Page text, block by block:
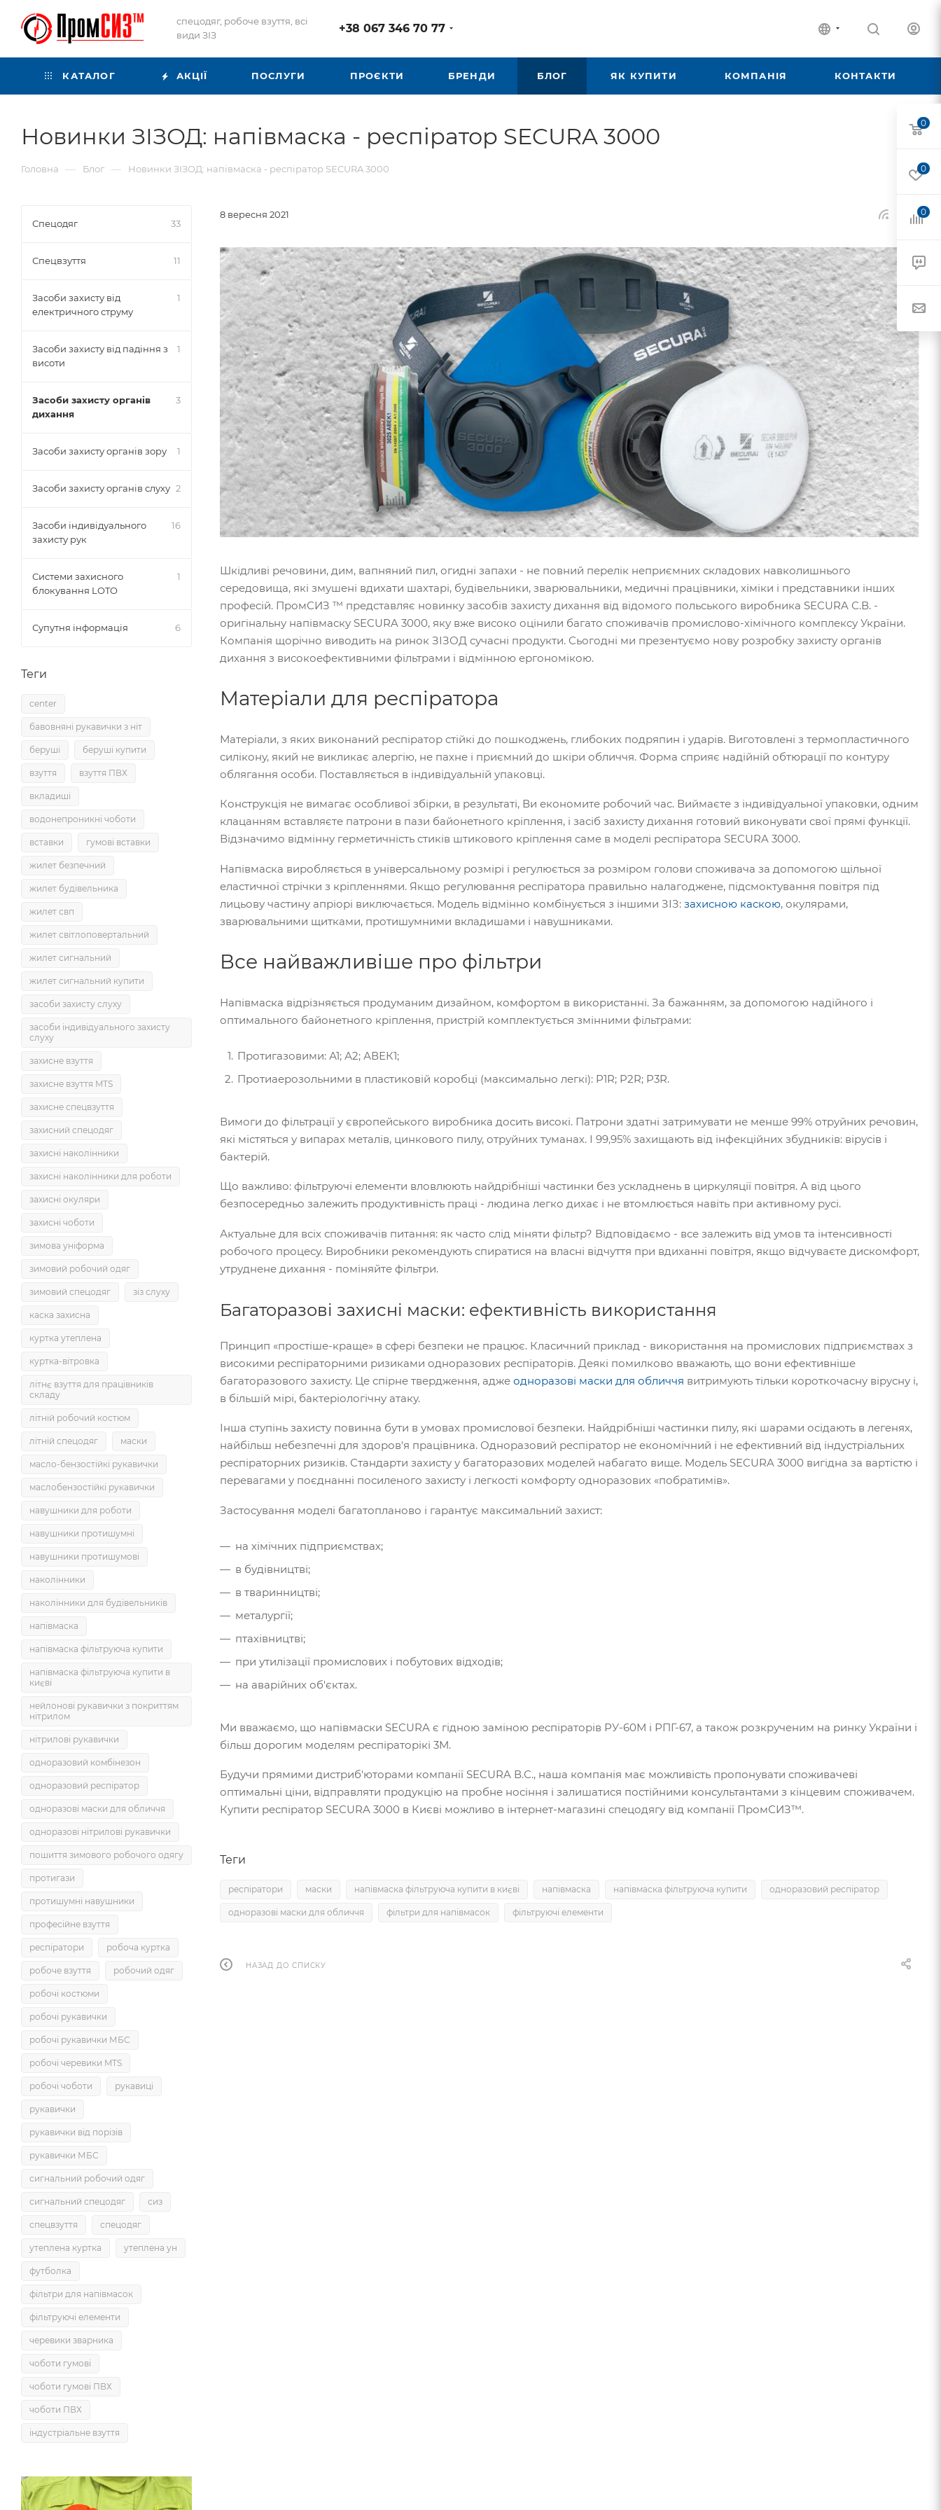
спецодяг, робоче взуття, всі
види ЗІЗ
+38 067 346 70 77
КАТАЛОГ АКЦІЇ ПОСЛУГИ ПРОЄКТИ БРЕНДИ БЛОГ ЯК КУПИТИ КОМПАНІЯ КОНТАКТИ
Новинки ЗІЗОД: напівмаска - респіратор SECURA 3000
Головна — Блог — Новинки ЗІЗОД: напівмаска - респіратор SECURA 3000
8 вересня 2021
Шкідливі речовини, дим, вапняний пил, огидні запахи - не повний перелік неприємних складових навколишнього
середовища, які змушені вдихати шахтарі, будівельники, зварювальники, медичні працівники, хіміки і представники інших
професій. ПромСИЗ ™ представляє новинку засобів захисту дихання від відомого польського виробника SECURA С.В. -
оригінальну напівмаску SECURA 3000, яку вже високо оцінили багато споживачів промислово-хімічного комплексу України.
Компанія щорічно виводить на ринок ЗІЗОД сучасні продукти. Сьогодні ми презентуємо нову розробку захисту органів
дихання з високоефективними фільтрами і відмінною ергономікою.
Матеріали для респіратора
Матеріали, з яких виконаний респіратор стійкі до пошкоджень, глибоких подряпин і ударів. Виготовлені з термопластичного
силікону, який не викликає алергію, не пахне і приємний до шкіри обличчя. Форма сприяє надійній обтюрації по контуру
облягання особи. Поставляється в індивідуальній упаковці.
Конструкція не вимагає особливої збірки, в результаті, Ви економите робочий час. Виймаєте з індивідуальної упаковки, одним
клацанням вставляєте патрони в пази байонетного кріплення, і засіб захисту дихання готовий виконувати свої прямі функції.
Відзначимо відмінну герметичність стиків штикового кріплення саме в моделі респіратора SECURA 3000.
Напівмаска виробляється в універсальному розмірі і регулюється за розміром голови споживача за допомогою щільної
еластичної стрічки з кріпленнями. Якщо регулювання респіратора правильно налагоджене, підсмоктування повітря під
лицьову частину апріорі виключається. Модель відмінно комбінується з іншими ЗІЗ: захисною каскою, окулярами,
зварювальними щитками, протишумними вкладишами і навушниками.
Все найважливіше про фільтри
Напівмаска відрізняється продуманим дизайном, комфортом в використанні. За бажанням, за допомогою надійного і
оптимального байонетного кріплення, пристрій комплектується змінними фільтрами:
Протигазовими: А1; А2; АВЕК1;
Протиаерозольними в пластиковій коробці (максимально легкі): P1R; P2R; P3R.
Вимоги до фільтрації у європейського виробника досить високі. Патрони здатні затримувати не менше 99% отруйних речовин,
які містяться у випарах металів, цинкового пилу, отруйних туманах. І 99,95% захищають від інфекційних збудників: вірусів і
бактерій.
Що важливо: фільтруючі елементи вловлюють найдрібніші частинки без ускладнень в циркуляції повітря. А від цього
безпосередньо залежить продуктивність праці - людина легко дихає і не втомлюється навіть при активному русі.
Актуальне для всіх споживачів питання: як часто слід міняти фільтр? Відповідаємо - все залежить від умов та інтенсивності
робочого процесу. Виробники рекомендують спиратися на власні відчуття при вдиханні повітря, якщо відчуваєте дискомфорт,
утруднене дихання - поміняйте фільтри.
Багаторазові захисні маски: ефективність використання
Принцип «простіше-краще» в сфері безпеки не працює. Класичний приклад - використання на промислових підприємствах з
високими респіраторними ризиками одноразових респіраторів. Деякі помилково вважають, що вони ефективніше
багаторазового захисту. Це спірне твердження, адже одноразові маски для обличчя витримують тільки короткочасну вірусну і,
в більшій мірі, бактеріологічну атаку.
Інша ступінь захисту повинна бути в умовах промислової безпеки. Найдрібніші частинки пилу, які шарами осідають в легенях,
найбільш небезпечні для здоров'я працівника. Одноразовий респіратор не економічний і не ефективний від індустріальних
респіраторних ризиків. Стандарти захисту у багаторазових моделей набагато вище. Модель SECURA 3000 вигідна за вартістю і
перевагами у поєднанні посиленого захисту і легкості комфорту одноразових «побратимів».
Застосування моделі багатопланово і гарантує максимальний захист:
на хімічних підприємствах;
в будівництві;
в тваринництві;
металургії;
птахівництві;
при утилізації промислових і побутових відходів;
на аварійних об'єктах.
Ми вважаємо, що напівмаски SECURA є гідною заміною респіраторів РУ-60М і РПГ-67, а також розкрученим на ринку України і
більш дорогим моделям респіраторікі 3М.
Будучи прямими дистриб'юторами компанії SECURA В.С., наша компанія має можливість пропонувати споживачеві
оптимальні ціни, відправляти продукцію на пробне носіння і залишатися постійними консультантами з кінцевим споживачем.
Купити респіратор SECURA 3000 в Києві можливо в інтернет-магазині спецодягу від компанії ПромСИЗ™.
Теги
респіратори маски напівмаска фільтруюча купити в києві напівмаска напівмаска фільтруюча купити одноразовий респіратор
одноразові маски для обличчя фільтри для напівмасок фільтруючі елементи
НАЗАД ДО СПИСКУ
Спецодяг 33
Спецвзуття 11
Засоби захисту від
електричного струму
1
Засоби захисту від падіння з
висоти
1
Засоби захисту органів
дихання
3
Засоби захисту органів зору 1
Засоби захисту органів слуху 2
Засоби індивідуального
захисту рук
16
Системи захисного
блокування LOTO
1
Супутня інформація 6
Теги
center
бавовняні рукавички з ніт
беруші беруші купити
взуття взуття ПВХ
вкладиші
водонепроникні чоботи
вставки гумові вставки
жилет безпечний
жилет будівельника
жилет свп
жилет світлоповертальний
жилет сигнальний
жилет сигнальний купити
засоби захисту слуху
засоби індивідуального захисту
слуху
захисне взуття
захисне взуття MTS
захисне спецвзуття
захисний спецодяг
захисні наколінники
захисні наколінники для роботи
захисні окуляри
захисні чоботи
зимова уніформа
зимовий робочий одяг
зимовий спецодяг зіз слуху
каска захисна
куртка утеплена
куртка-вітровка
літнє взуття для працівників
складу
літній робочий костюм
літній спецодяг маски
масло-бензостійкі рукавички
маслобензостійкі рукавички
навушники для роботи
навушники протишумні
навушники протишумові
наколінники
наколінники для будівельників
напівмаска
напівмаска фільтруюча купити
напівмаска фільтруюча купити в
києві
нейлонові рукавички з покриттям
нітрилом
нітрилові рукавички
одноразовий комбінезон
одноразовий респіратор
одноразові маски для обличчя
одноразові нітрилові рукавички
пошиття зимового робочого одягу
протигази
протишумні навушники
професійне взуття
респіратори робоча куртка
робоче взуття робочий одяг
робочі костюми
робочі рукавички
робочі рукавички МБС
робочі черевики MTS
робочі чоботи рукавиці
рукавички
рукавички від порізів
рукавички МБС
сигнальний робочий одяг
сигнальний спецодяг сиз
спецвзуття спецодяг
утеплена куртка утеплена ун
футболка
фільтри для напівмасок
фільтруючі елементи
черевики зварника
чоботи гумові
чоботи гумові ПВХ
чоботи ПВХ
індустріальне взуття
0
0
0